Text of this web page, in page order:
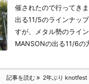
催されたので行ってきま
出る11/5のラインナッ
すが、メタル勢のライ
MANSONの出る11/6の
記事を読む 2年ぶり knotfest